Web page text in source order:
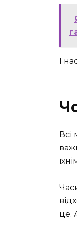
І
Всі
це.